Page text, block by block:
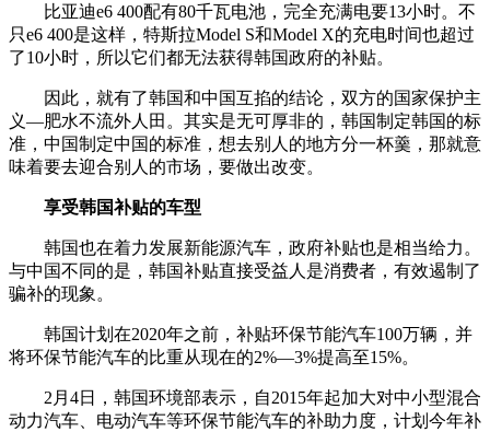
比亚迪e6 400配有80千瓦电池，完全充满电要13小时。不
只e6 400是这样，特斯拉Model S和Model X的充电时间也超过
了10小时，所以它们都无法获得韩国政府的补贴。
因此，就有了韩国和中国互掐的结论，双方的国家保护主
义—肥水不流外人田。其实是无可厚非的，韩国制定韩国的标
准，中国制定中国的标准，想去别人的地方分一杯羹，那就意
味着要去迎合别人的市场，要做出改变。
享受韩国补贴的车型
韩国也在着力发展新能源汽车，政府补贴也是相当给力。
与中国不同的是，韩国补贴直接受益人是消费者，有效遏制了
骗补的现象。
韩国计划在2020年之前，补贴环保节能汽车100万辆，并
将环保节能汽车的比重从现在的2%—3%提高至15%。
2月4日，韩国环境部表示，自2015年起加大对中小型混合
动力汽车、电动汽车等环保节能汽车的补助力度，计划今年补